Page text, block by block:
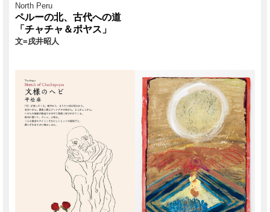
North Peru
ペルーの北、古代への道
「チャチャ＆ポヤス」
文=戌井昭人